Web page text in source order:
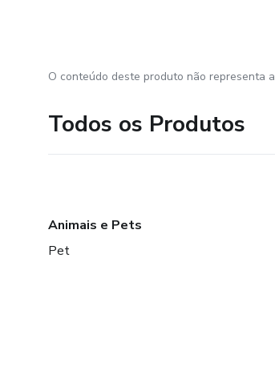
O conteúdo deste produto não representa
Todos os Produtos
Animais e Pets
Pet